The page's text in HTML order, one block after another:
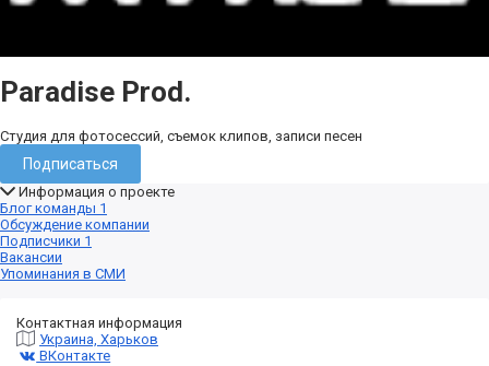
Paradise Prod.
Студия для фотосессий, съемок клипов, записи песен
Подписаться
Информация о проекте
Блог команды 1
Обсуждение компании
Подписчики 1
Вакансии
Упоминания в СМИ
Контактная информация
Украина, Харьков
ВКонтакте